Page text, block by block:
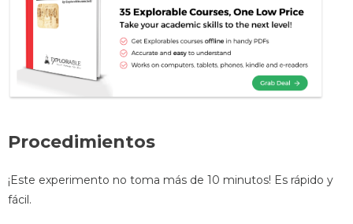
Procedimientos
¡Este experimento no toma más de 10 minutos! Es rápido y
fácil.